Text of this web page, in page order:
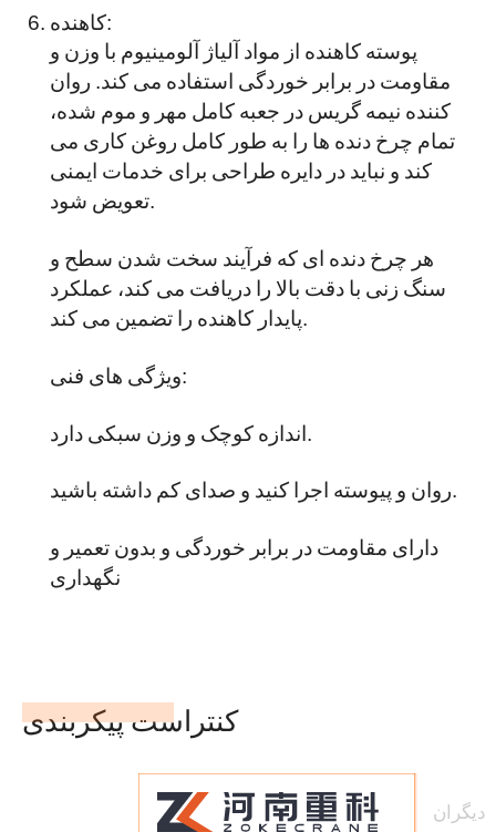
کاهنده:
پوسته کاهنده از مواد آلیاژ آلومینیوم با وزن و
مقاومت در برابر خوردگی استفاده می کند. روان
کننده نیمه گریس در جعبه کامل مهر و موم شده،
تمام چرخ دنده ها را به طور کامل روغن کاری می
کند و نباید در دایره طراحی برای خدمات ایمنی
تعویض شود.
هر چرخ دنده ای که فرآیند سخت شدن سطح و
سنگ زنی با دقت بالا را دریافت می کند، عملکرد
ویژگی های فنی:
روان و پیوسته اجرا کنید و صدای کم داشته باشید.
دارای مقاومت در برابر خوردگی و بدون تعمیر و
نگهداری
کنتراست پیکربندی
دیگران